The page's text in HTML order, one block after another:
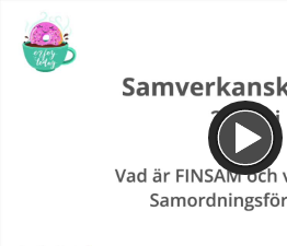
Spela